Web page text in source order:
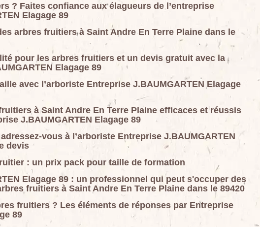
? Faites confiance aux élagueurs de l’entreprise
Elagage 89
arbres fruitiers à Saint Andre En Terre Plaine dans le
pour les arbres fruitiers et un devis gratuit avec la
Elagage 89
avec l’arboriste Entreprise J.BAUMGARTEN Elagage
à Saint Andre En Terre Plaine efficaces et réussis
J.BAUMGARTEN Elagage 89
vous à l’arboriste Entreprise J.BAUMGARTEN
devis
: un prix pack pour taille de formation
Elagage 89 : un professionnel qui peut s'occuper des
fruitiers à Saint Andre En Terre Plaine dans le 89420
fruitiers ? Les éléments de réponses par Entreprise
89